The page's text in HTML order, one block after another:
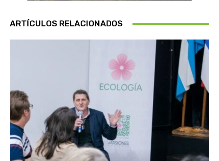
ARTÍCULOS RELACIONADOS